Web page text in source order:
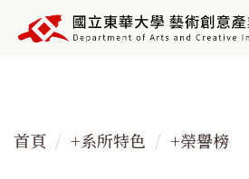
到
容
首頁 +系所特色 +榮譽榜